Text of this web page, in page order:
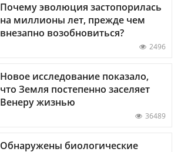
Почему эволюция застопорилась
на миллионы лет, прежде чем
внезапно возобновиться?
2496
Новое исследование показало,
что Земля постепенно заселяет
Венеру жизнью
36489
Обнаружены биологические